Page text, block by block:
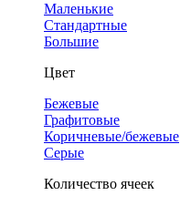
Маленькие
Стандартные
Большие
Цвет
Бежевые
Графитовые
Коричневые/бежевые
Серые
Количество ячеек